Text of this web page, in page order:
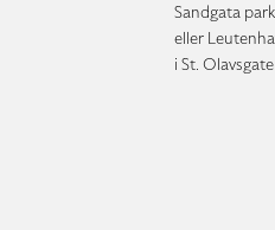
Sandgata
eller
i St. Olavsgate